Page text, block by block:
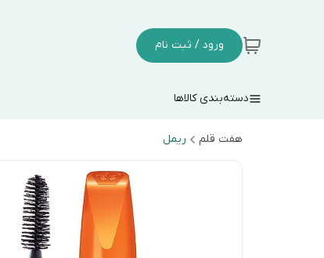
ورود / ثبت نام
دسته‌بندی کالاها
هفت قلم ریمل